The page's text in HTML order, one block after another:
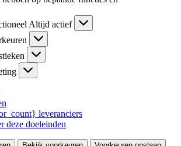
Altijd actief
leveranciers
deze doeleinden